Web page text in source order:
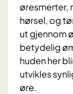
øresmerter,
hørsel, og
ut gjennom
betydelig
huden her
utvikles
øre.